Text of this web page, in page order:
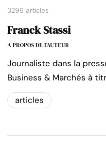
3296 articles
Franck Stassi
A PROPOS DE L'AUTEUR
Journaliste dans la
Business & Marchés à
articles